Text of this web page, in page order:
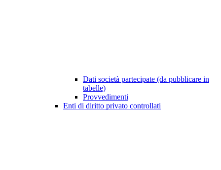
Dati società partecipate (da pubblicare in
tabelle)
Provvedimenti
Enti di diritto privato controllati